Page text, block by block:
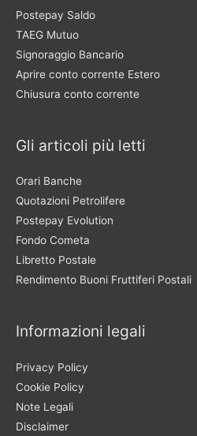
Postepay Saldo
TAEG Mutuo
Signoraggio Bancario
Aprire conto corrente Estero
Chiusura conto corrente
Gli articoli più letti
Orari Banche
Quotazioni Petrolifere
Postepay Evolution
Fondo Cometa
Libretto Postale
Rendimento Buoni Fruttiferi Postali
Informazioni legali
Privacy Policy
Cookie Policy
Note Legali
Disclaimer